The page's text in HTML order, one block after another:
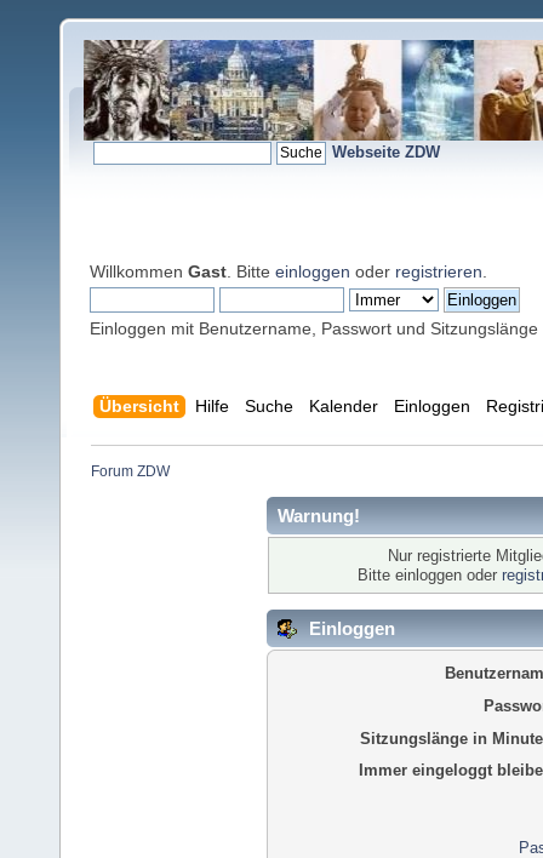
Webseite ZDW
Willkommen Gast . Bitte einloggen oder registrieren
Einloggen mit Benutzername, Passwort und Sitzungslänge
Übersicht Hilfe Suche Kalender Einloggen
Forum ZDW
Warnung!
Nur registrierte
Bitte einloggen oder
Einloggen
Sitzungslänge in
Immer eingeloggt